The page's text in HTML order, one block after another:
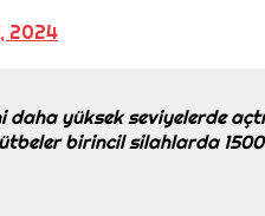
2024
yüksek seviyelerde
birincil silahlarda